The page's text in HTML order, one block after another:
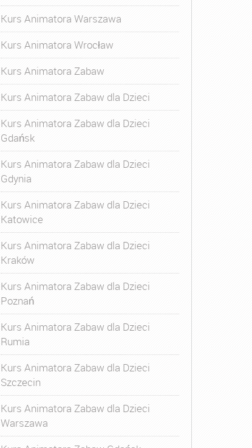
Kurs Animatora Warszawa
Kurs Animatora Wrocław
Kurs Animatora Zabaw
Kurs Animatora Zabaw dla Dzieci
Kurs Animatora Zabaw dla Dzieci
Gdańsk
Kurs Animatora Zabaw dla Dzieci
Gdynia
Kurs Animatora Zabaw dla Dzieci
Katowice
Kurs Animatora Zabaw dla Dzieci
Kraków
Kurs Animatora Zabaw dla Dzieci
Poznań
Kurs Animatora Zabaw dla Dzieci
Rumia
Kurs Animatora Zabaw dla Dzieci
Szczecin
Kurs Animatora Zabaw dla Dzieci
Warszawa